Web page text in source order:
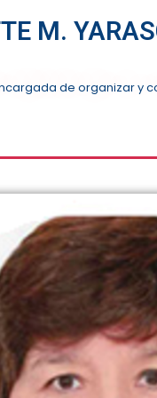
M.
de organizar y